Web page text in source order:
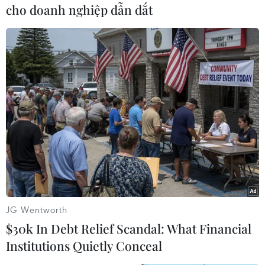
400km về phía Bắc, đã nằm dưới sự kiểm soát
của IS kể từ tháng 6-2014.
Các lực lượng Iraq đã mở chiến dịch quân sự
quy mô lớn từ tháng 10/2016 nhằm giành lại
quyền kiểm soát thành phố Mosul và đến tháng
1/2017 đã kiểm soát được khu vực phía Đông
thành phố.
Với sự hỗ trợ của liên minh do Mỹ đứng đầu,
nhiều tháng qua, các lực lượng Iraq đã tăng
cường tấn công nhằm giành lại Thành Cổ ở phía
Tây Mosul./.
(TTXVN/Vietnam+)
cho doanh nghiệp dẫn dắt
JG Wentworth
$30k In Debt Relief Scandal: What Financial
Institutions Quietly Conceal